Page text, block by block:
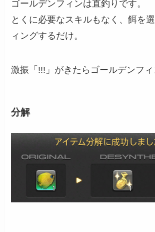
ゴールデンフィンは直釣りです。
とくに必要なスキルもなく、餌を
ィングするだけ。
激振「!!!」がきたらゴールデンフィ
分解